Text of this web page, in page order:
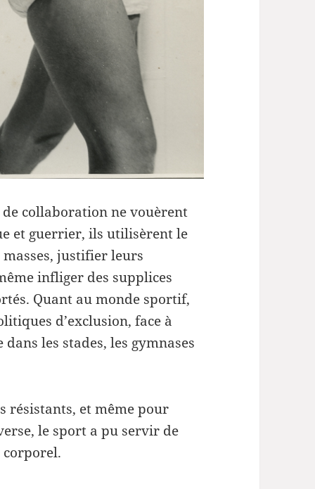
de collaboration ne vouèrent
et guerrier, ils utilisèrent le
justifier leurs
infliger des supplices
Quant au monde sportif,
d’exclusion, face à
les stades, les gymnases
résistants, et même pour
le sport a pu servir de